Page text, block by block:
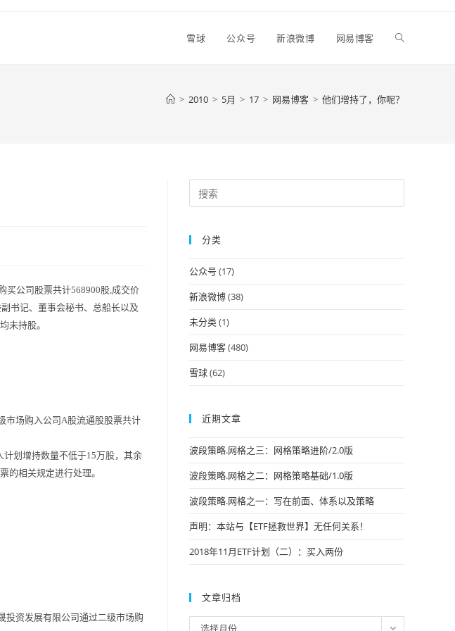
雪球 公众号 新浪微博 网易博客 Toggle
> 2010 > 5月 > 17 > 网易博客 > 他们增持了，你呢？
买公司股票共计568900股,成交价
书记、董事会秘书、总船长以及
未持股。
市场购入公司A股流通股股票共计
计划增持数量不低于15万股，其余
的相关规定进行处理。
投资发展有限公司通过二级市场购
Escape
分类
公众号 (17)
新浪微博(38)
未分类(1)
网易博客(480)
雪球(62)
近期文章
波段策略.网格之三：网格策略进阶/2.0版
波段策略.网格之二：网格策略基础/1.0版
波段策略.网格之一：写在前面、体系以及策略
声明：本站与【ETF拯救世界】无任何关系！
2018年11月ETF计划（二）：买入两份
文章归档
选择月份